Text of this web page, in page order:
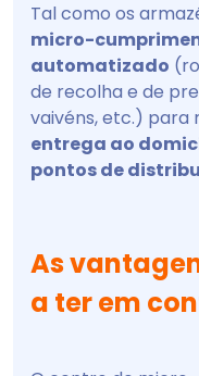
Tal como os
micro-
automatizado
de recolha e de
vaivéns, etc.) para
entrega ao
pontos de
As
a ter em